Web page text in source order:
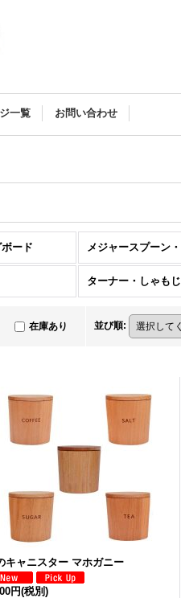
一覧 お問い合わせ
ード
ターナー・しゃもじ
在庫あり 並び順:
キャニスター マホガニー
円(税別)